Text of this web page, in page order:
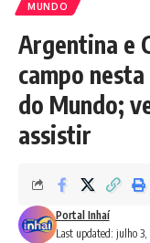
MUNDO
Argentina e
campo
do Mundo;
assistir
Last updated: julho 3,
Portal Inhaí